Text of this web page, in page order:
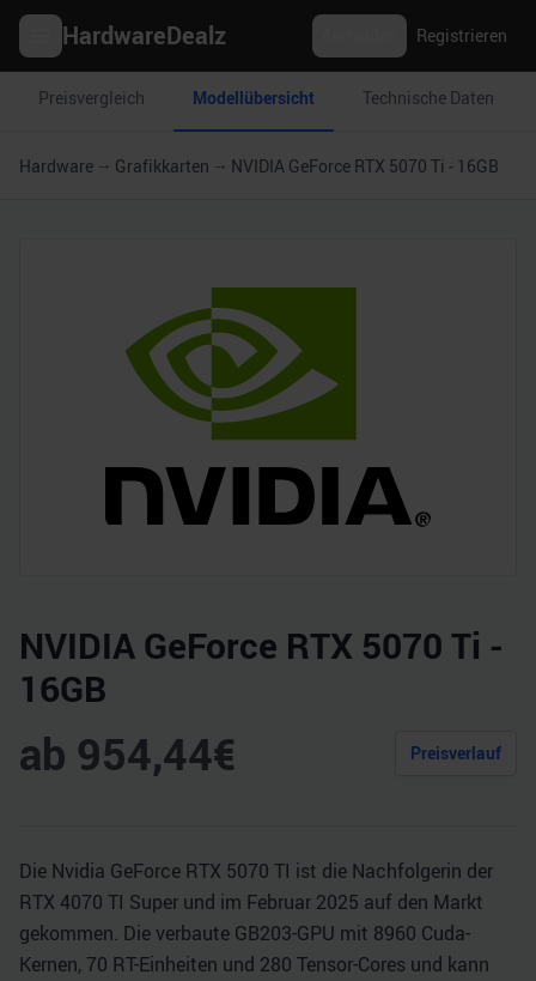
HardwareDealz Registrieren
Preisvergleich Modellübersicht Technische Daten
Hardware Grafikkarten NVIDIA GeForce RTX 5070 Ti - 16GB
NVIDIA GeForce RTX 5070 Ti -
16GB
ab 954,44€ Preisverlauf
Die Nvidia GeForce RTX 5070 TI ist die Nachfolgerin der
RTX 4070 TI Super und im Februar 2025 auf den Markt
gekommen. Die verbaute GB203-GPU mit 8960 Cuda-
Kernen, 70 RT-Einheiten und 280 Tensor-Cores und kann